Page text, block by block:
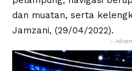
dan muatan, serta
Jamzani, (29/04/2022).
-